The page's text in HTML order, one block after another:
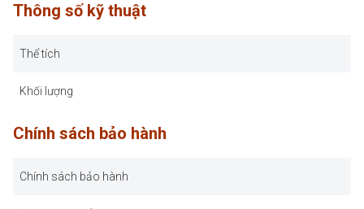
Thông số kỹ thuật
Thể tích
Khối lượng
Chính sách bảo hành
Chính sách bảo hành